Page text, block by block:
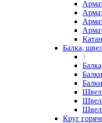
Балка,
Круг